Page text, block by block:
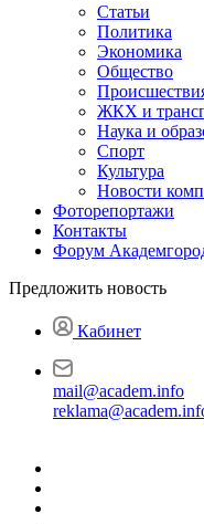
Статьи
Политика
Экономика
Общество
ЖКХ и
Наука и
Спорт
Культура
Новости
Фоторепортажи
Контакты
Форум
Предложить новость
Кабинет
mail@academ.info